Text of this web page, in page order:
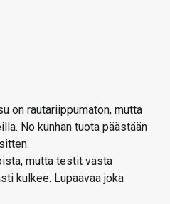
on rautariippumaton, mutta
No kunhan tuota päästään
mutta testit vasta
kulkee. Lupaavaa joka